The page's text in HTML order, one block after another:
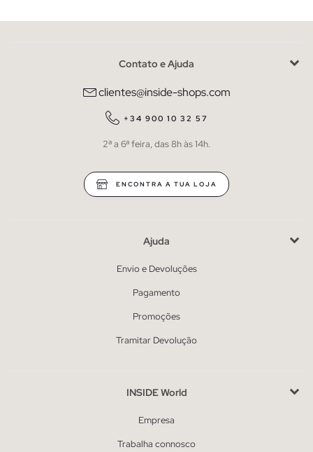
Contato e Ajuda
clientes@inside-shops.com
+34 900 10 32 57
2ª a 6ª feira, das 8h às 14h.
ENCONTRA A TUA LOJA
Ajuda
Envio e Devoluções
Pagamento
Promoções
Tramitar Devolução
INSIDE World
Empresa
Trabalha connosco